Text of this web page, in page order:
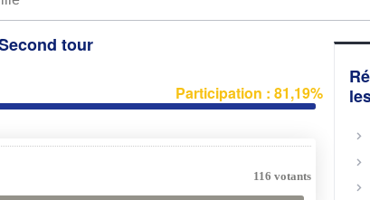
tour
Participation : 81,19%
116 votants